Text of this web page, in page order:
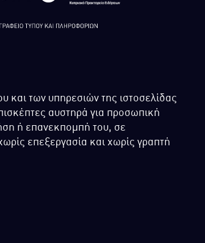
και των υπηρεσιών της ιστοσελίδας
αυστηρά για προσωπική
ή επανεκπομπή του, σε
επεξεργασία και χωρίς γραπτή